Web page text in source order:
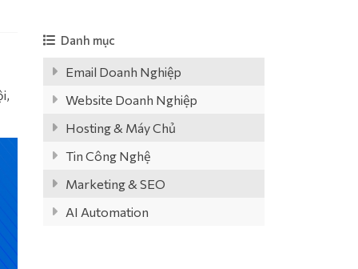
Danh mục
Email Doanh Nghiệp
Website Doanh Nghiệp
Hosting & Máy Chủ
Tin Công Nghệ
Marketing & SEO
AI Automation